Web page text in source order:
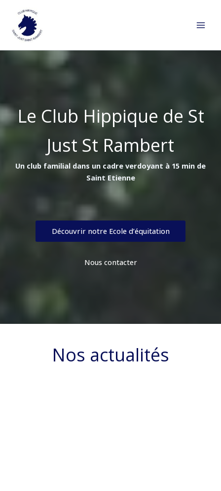
contenu
Le Club Hippique de St
Just St Rambert
Un club familial dans un cadre verdoyant à 15 min de
Saint Etienne
Découvrir notre Ecole d’équitation
Nous contacter
Nos actualités